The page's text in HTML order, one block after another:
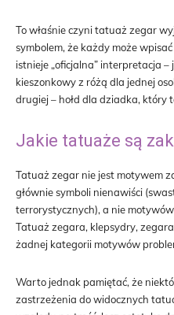
To właśnie czyni tatuaż zegar
symbolem, że każdy może
istnieje „oficjalna” interpretacja
kieszonkowy z różą dla jednej
drugiej – hołd dla dziadka, który
Jakie tatuaże są
Tatuaż zegar nie jest motywem
głównie symboli nienawiści
terrorystycznych), a nie
Tatuaż zegara, klepsydry,
żadnej kategorii motywów
Warto jednak pamiętać, że
zastrzeżenia do widocznych